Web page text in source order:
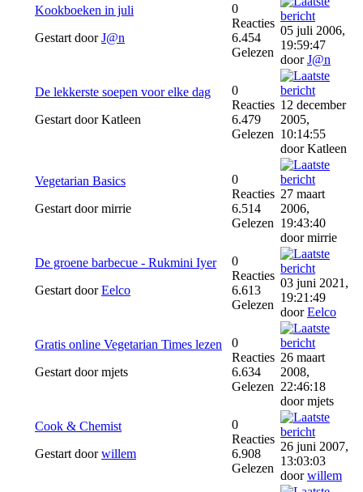
Kookboeken in juli
Gestart doorJ@n
0
Reacties
6.454
Gelezen
05 juli 2006,
19:59:47
doorJ@n
De lekkerste soepen voor elke dag
Gestart door Katleen
0
Reacties
6.479
Gelezen
12 december
2005,
10:14:55
door Katleen
Vegetarian Basics
Gestart door mirrie
0
Reacties
6.514
Gelezen
27 maart
2006,
19:43:40
door mirrie
De groene barbecue - Rukmini Iyer
Gestart doorEelco
0
Reacties
6.613
Gelezen
03 juni 2021,
19:21:49
doorEelco
Gratis online Vegetarian Times lezen
Gestart door mjets
0
Reacties
6.634
Gelezen
26 maart
2008,
22:46:18
door mjets
Cook & Chemist
Gestart doorwillem
0
Reacties
6.908
Gelezen
26 juni 2007,
13:03:03
doorwillem